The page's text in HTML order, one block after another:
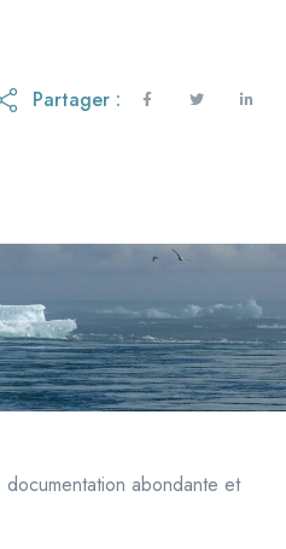
Partager :
abondante et